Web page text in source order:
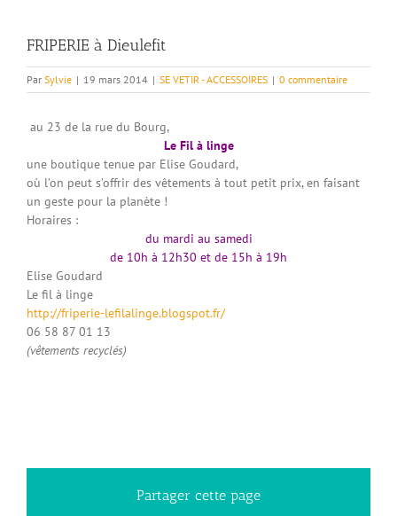
FRIPERIE à Dieulefit
Par Sylvie | 19 mars 2014 | SE VETIR - ACCESSOIRES | 0 commentaire
au 23 de la rue du Bourg,
Le Fil à linge
une boutique tenue par Elise Goudard,
où l’on peut s’offrir des vêtements à tout petit prix, en faisant
un geste pour la planète !
Horaires :
du mardi au samedi
de 10h à 12h30 et de 15h à 19h
Elise Goudard
Le fil à linge
http://friperie-lefilalinge.blogspot.fr/
06 58 87 01 13
(vêtements recyclés)
Partager cette page